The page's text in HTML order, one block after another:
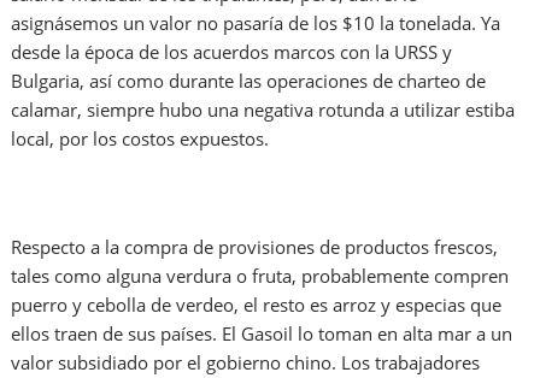
asignásemos un valor no pasaría de los $10 la tonelada. Ya
desde la época de los acuerdos marcos con la URSS y
Bulgaria, así como durante las operaciones de charteo de
calamar, siempre hubo una negativa rotunda a utilizar estiba
local, por los costos expuestos.
Respecto a la compra de provisiones de productos frescos,
tales como alguna verdura o fruta, probablemente compren
puerro y cebolla de verdeo, el resto es arroz y especias que
ellos traen de sus países. El Gasoil lo toman en alta mar a un
valor subsidiado por el gobierno chino. Los trabajadores